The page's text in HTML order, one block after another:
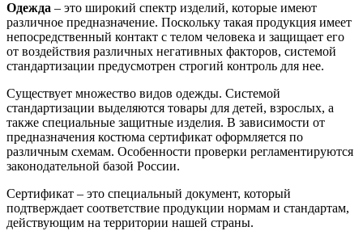
Одежда – это широкий спектр изделий, которые имеют
различное предназначение. Поскольку такая продукция имеет
непосредственный контакт с телом человека и защищает его
от воздействия различных негативных факторов, системой
стандартизации предусмотрен строгий контроль для нее.
Существует множество видов одежды. Системой
стандартизации выделяются товары для детей, взрослых, а
также специальные защитные изделия. В зависимости от
предназначения костюма сертификат оформляется по
различным схемам. Особенности проверки регламентируются
законодательной базой России.
Сертификат – это специальный документ, который
подтверждает соответствие продукции нормам и стандартам,
действующим на территории нашей страны.